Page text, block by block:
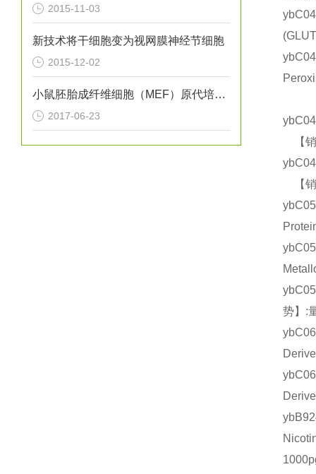
2015-11-03
新技术将干细胞变为视网膜神经节细胞
2015-12-02
小鼠胚胎成纤维细胞（MEF）原代培养实验
2017-06-23
【销
【销
势】: